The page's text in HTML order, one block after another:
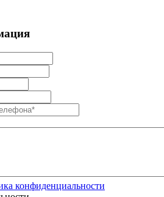
конфиденциальности